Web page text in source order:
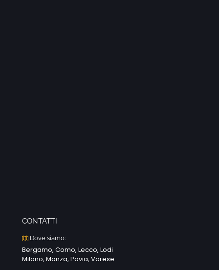
CONTATTI
Dove siamo:
Bergamo, Como, Lecco, Lodi
Milano, Monza, Pavia, Varese